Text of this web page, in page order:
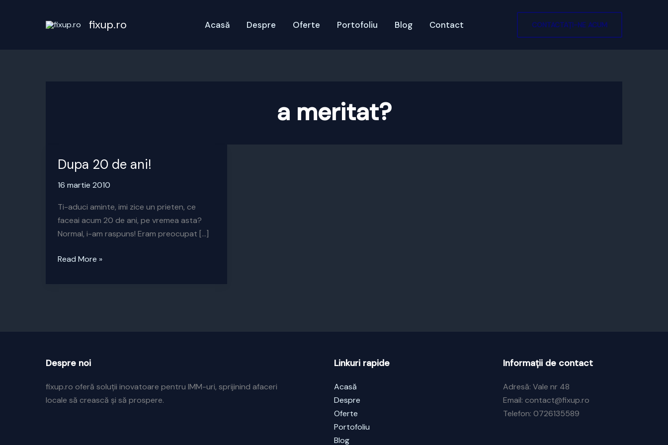
fixup.ro Acasă Despre Oferte Portofoliu Blog Contact CONTACTAȚI-NE ACUM
a meritat?
Dupa 20 de ani!
16 martie 2010
Ti-aduci aminte, imi zice un prieten, ce
faceai acum 20 de ani, pe vremea asta?
Normal, i-am raspuns! Eram preocupat […]
Dupa
Read More »
Despre noi
fixup.ro oferă soluții inovatoare pentru IMM-uri, sprijinind afaceri
locale să crească și să prospere.
Linkuri rapide
Acasă
Despre
Oferte
Portofoliu
Blog
Informații de contact
Adresă: Vale nr 48
Email: contact@fixup.ro
Telefon: 0726135589